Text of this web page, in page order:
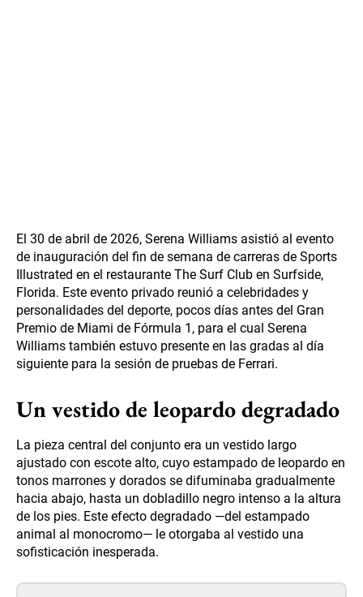
El 30 de abril de 2026, Serena Williams asistió al evento
de inauguración del fin de semana de carreras de Sports
Illustrated en el restaurante The Surf Club en Surfside,
Florida. Este evento privado reunió a celebridades y
personalidades del deporte, pocos días antes del Gran
Premio de Miami de Fórmula 1, para el cual Serena
Williams también estuvo presente en las gradas al día
siguiente para la sesión de pruebas de Ferrari.
Un vestido de leopardo degradado
La pieza central del conjunto era un vestido largo
ajustado con escote alto, cuyo estampado de leopardo en
tonos marrones y dorados se difuminaba gradualmente
hacia abajo, hasta un dobladillo negro intenso a la altura
de los pies. Este efecto degradado —del estampado
animal al monocromo— le otorgaba al vestido una
sofisticación inesperada.